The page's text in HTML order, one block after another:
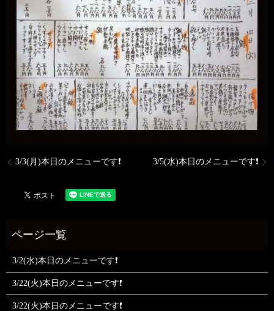
3/3(月)本日のメニューです❗️ 3/5(水)本日のメニューです❗️
3/2(水)本日のメニューです❗
3/22(火)本日のメニューです❗
3/22(火)本日のメニューです❗